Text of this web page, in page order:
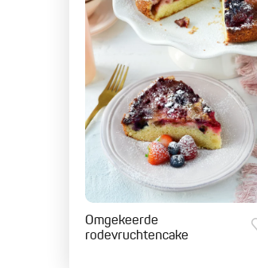
Omgekeerde
rodevruchtencake